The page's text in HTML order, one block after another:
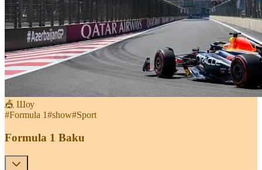
🎪 Шоу
#Formula 1#show#Sport
Formula 1 Baku